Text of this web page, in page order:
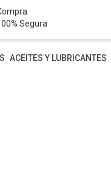
Segura
ACEITES Y LUBRICANTES